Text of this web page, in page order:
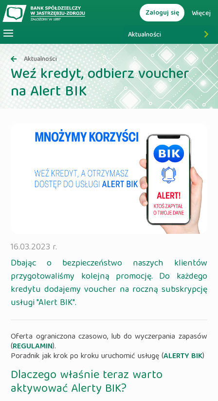
Aktualności
Zaloguj się Więcej
Aktualności
Weź kredyt, odbierz voucher
na Alert BIK
16.03.2023 r.
Dbając o bezpieczeństwo naszych klientów
przygotowaliśmy kolejną promocję. Do każdego
kredytu dodajemy voucher na roczną subskrypcję
usługi "Alert BIK".
Oferta ograniczona czasowo, lub do wyczerpania zapasów
(REGULAMIN).
Poradnik jak krok po kroku uruchomić usługę (ALERTY BIK)
Dlaczego właśnie teraz warto
aktywować Alerty BIK?